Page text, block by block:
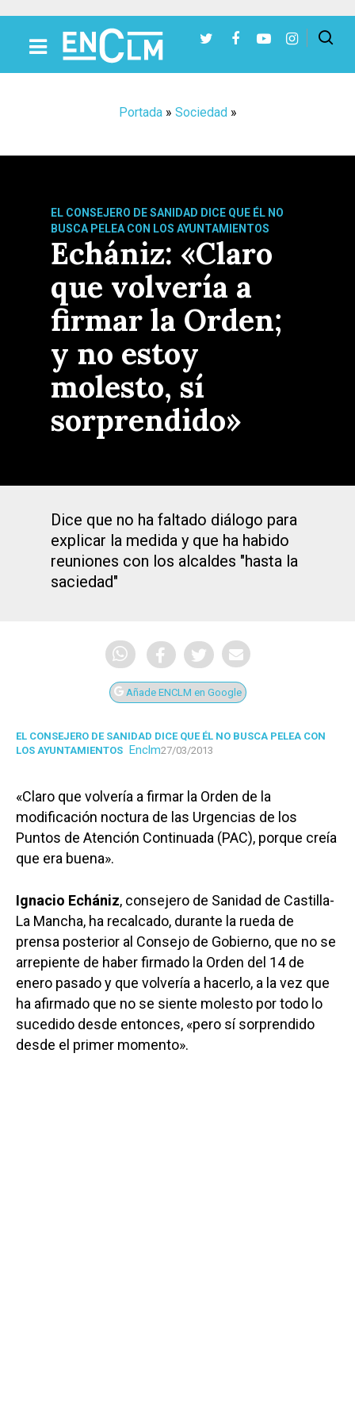
Portada» Sociedad»
EL CONSEJERO DE SANIDAD DICE QUE ÉL NO
BUSCA PELEA CON LOS AYUNTAMIENTOS
Echániz: «Claro
que volvería a
firmar la Orden;
y no estoy
molesto, sí
sorprendido»
Dice que no ha faltado diálogo para
explicar la medida y que ha habido
reuniones con los alcaldes "hasta la
saciedad"
Añade ENCLM en Google
EL CONSEJERO DE SANIDAD DICE QUE ÉL NO BUSCA PELEA CON
LOS AYUNTAMIENTOS Enclm27/03/2013
«Claro que volvería a firmar la Orden de la
modificación noctura de las Urgencias de los
Puntos de Atención Continuada (PAC), porque creía
que era buena».
Ignacio Echániz, consejero de Sanidad de Castilla-
La Mancha, ha recalcado, durante la rueda de
prensa posterior al Consejo de Gobierno, que no se
arrepiente de haber firmado la Orden del 14 de
enero pasado y que volvería a hacerlo, a la vez que
ha afirmado que no se siente molesto por todo lo
sucedido desde entonces, «pero sí sorprendido
desde el primer momento».